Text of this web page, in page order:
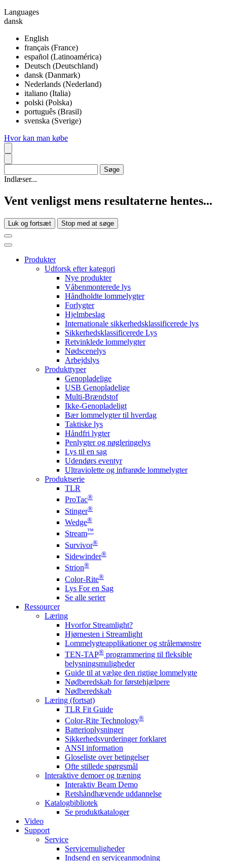
Languages
dansk
English
français (France)
español (Latinoamérica)
Deutsch (Deutschland)
dansk (Danmark)
Nederlands (Nederland)
italiano (Italia)
polski (Polska)
português (Brasil)
svenska (Sverige)
Hvor kan man købe
Indlæser...
Vent venligst mens resultaterne hentes...
Luk og fortsæt Stop med at søge
Produkter
Udforsk efter kategori
Nye produkter
Våbenmonterede lys
Håndholdte lommelygter
Forlygter
Hjelmbeslag
Internationale sikkerhedsklassificerede lys
Sikkerhedsklassificerede Lys
Retvinklede lommelygter
Nødscenelys
Arbejdslys
Produkttyper
Genopladelige
USB Genopladelige
Multi-Brændstof
Ikke-Genopladeligt
Bær lommelygter til hverdag
Taktiske lys
Håndfri lygter
Penlygter og nøgleringelys
Lys til en sag
Udendørs eventyr
Ultraviolette og infrarøde lommelygter
Produktserie
TLR
ProTac®
Stinger®
Wedge®
Stream™
Survivor®
Sidewinder®
Strion®
Color-Rite®
Lys For en Sag
Se alle serier
Ressourcer
Læring
Hvorfor Streamlight?
Hjørnesten i Streamlight
Lommelygteapplikationer og strålemønstre
TEN-TAP® programmering til fleksible
belysningsmuligheder
Guide til at vælge den rigtige lommelygte
Nødberedskab for førstehjælpere
Nødberedskab
Læring (fortsat)
TLR Fit Guide
Color-Rite Technology®
Batterioplysninger
Sikkerhedsvurderinger forklaret
ANSI information
Gloseliste over betingelser
Ofte stillede spørgsmål
Interaktive demoer og træning
Interaktiv Beam Demo
Retshåndhævende uddannelse
Katalogbibliotek
Se produktkataloger
Video
Support
Service
Servicemuligheder
Indsend en serviceanmodning